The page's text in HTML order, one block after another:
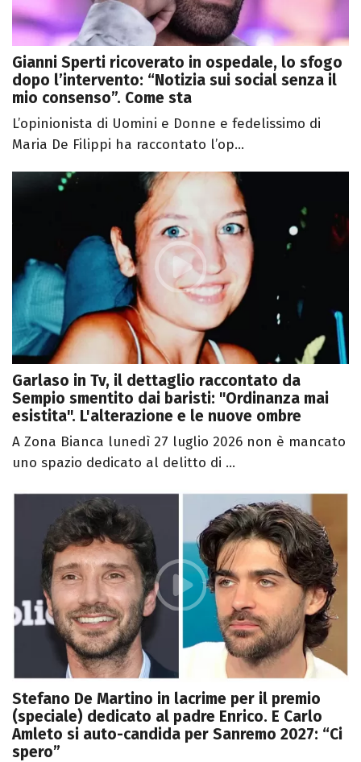
Gianni Sperti ricoverato in ospedale, lo sfogo
dopo l’intervento: “Notizia sui social senza il
mio consenso”. Come sta
L’opinionista di Uomini e Donne e fedelissimo di
Maria De Filippi ha raccontato l’op...
Garlaso in Tv, il dettaglio raccontato da
Sempio smentito dai baristi: "Ordinanza mai
esistita". L'alterazione e le nuove ombre
A Zona Bianca lunedì 27 luglio 2026 non è mancato
uno spazio dedicato al delitto di ...
Stefano De Martino in lacrime per il premio
(speciale) dedicato al padre Enrico. E Carlo
Amleto si auto-candida per Sanremo 2027: “Ci
spero”